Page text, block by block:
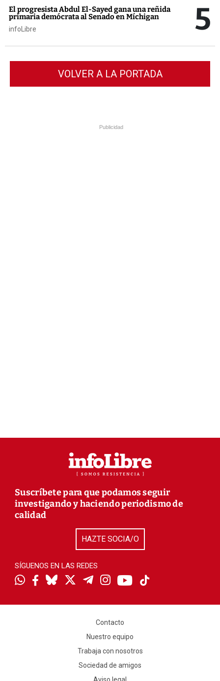
El progresista Abdul El-Sayed gana una reñida
primaria demócrata al Senado en Míchigan
infoLibre 5
VOLVER A LA PORTADA
Publicidad
Suscríbete para que podamos seguir
investigando y haciendo periodismo de
calidad
HAZTE SOCIA/O
SÍGUENOS EN LAS REDES
Contacto
Nuestro equipo
Trabaja con nosotros
Sociedad de amigos